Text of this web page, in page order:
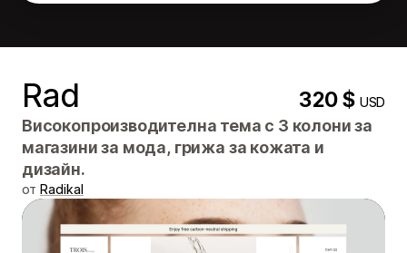
Rad 320 $USD
Високопроизводителна тема с 3 колони за
магазини за мода, грижа за кожата и
дизайн.
от Radikal